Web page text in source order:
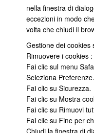
nella finestra di
eccezioni in modo
volta che chiudi il
Gestione dei cookies
Rimuovere i cookies :
Fai clic sul menu
Seleziona Preferenze.
Fai clic su Sicurezza.
Fai clic su Mostra
Fai clic su Rimuovi
Fai clic su Fine per
Chiudi la finestra di